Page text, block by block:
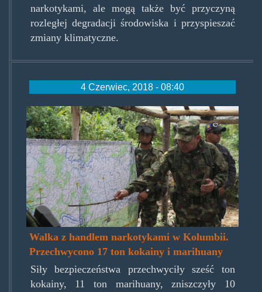
narkotykami, ale mogą także być przyczyną
rozległej degradacji środowiska i przyspieszać
zmiany klimatyczne.
4 Czerwiec, 2018 - 08:40
Walka z handlem narkotykami w Kolumbii.
Przechwycono 17 ton kokainy i marihuany
Siły bezpieczeństwa przechwyciły sześć ton
kokainy, 11 ton marihuany, zniszczyły 10